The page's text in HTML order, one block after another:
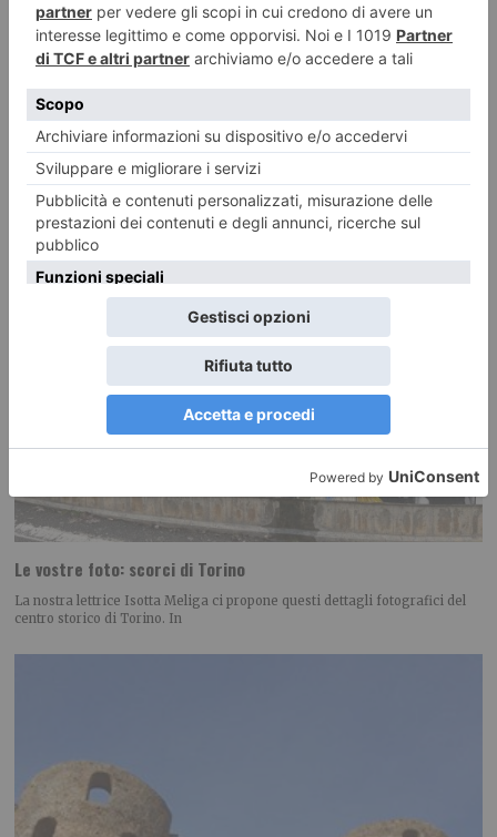
Foto dei lettori: Vedute del/dal Rocciamelone
Ecco le foto di un ciclo di Dipinti Murali realizzati da Silvia Marchionne e
da Gianluca
Le vostre foto: scorci di Torino
La nostra lettrice Isotta Meliga ci propone questi dettagli fotografici del
centro storico di Torino. In